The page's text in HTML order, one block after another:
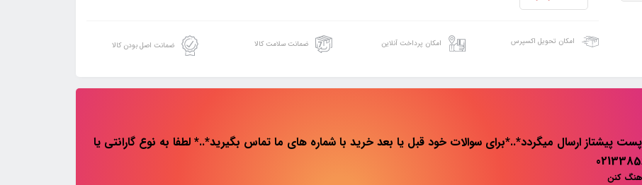
امکان تحویل اکسپرس امکان پرداخت آنلاین ضمانت سلامت کالا ضمانت اصل بودن کالا
پیشتاز ارسال میگردد*..*برای سوالات خود قبل یا بعد خرید با شماره های ما تماس بگیرید*..* لطفا به نوع گارانتی یا
کنن